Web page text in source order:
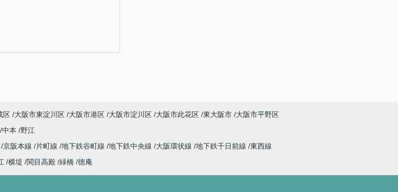
区 大阪市東淀川区 大阪市港区 大阪市淀川区 大阪市此花区 東大阪市 大阪市平野区
中本
野江
京阪本線 片町線 地下鉄谷町線 地下鉄中央線 大阪環状線 地下鉄千日前線 東西線
横堤 関目高殿 緑橋 徳庵